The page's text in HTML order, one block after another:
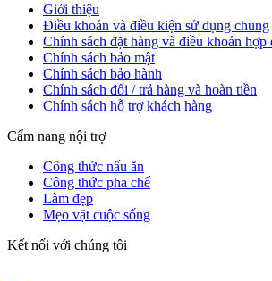
Giới thiệu
Điều khoản và điều kiện sử dụng chung
Chính sách đặt hàng và điều khoản hợp
Chính sách bảo mật
Chính sách bảo hành
Chính sách đổi / trả hàng và hoàn tiền
Chính sách hỗ trợ khách hàng
Cẩm nang nội trợ
Công thức nấu ăn
Công thức pha chế
Làm đẹp
Mẹo vặt cuộc sống
Kết nối với chúng tôi